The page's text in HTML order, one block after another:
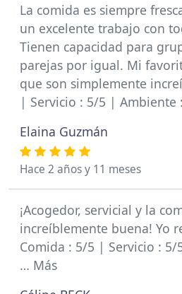
La comida es siempre
un excelente trabajo con
Tienen capacidad para
parejas por igual. Mi
que son simplemente
| Servicio : 5/5 | Ambiente
Elaina Guzmán
Hace 2 años y 11 meses
¡Acogedor, servicial y la
increíblemente buena! Yo
Comida : 5/5 | Servicio :
… Más